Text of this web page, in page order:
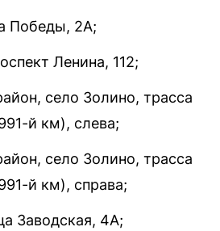
Победы, 2А;
Ленина, 112;
село Золино, трасса
й км), слева;
село Золино, трасса
й км), справа;
Заводская, 4А;